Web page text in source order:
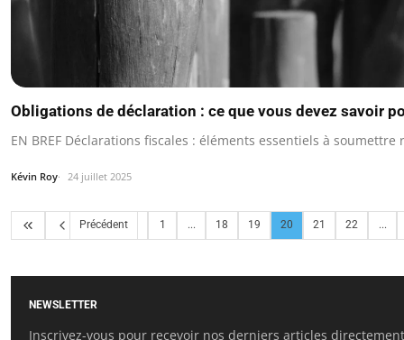
Obligations de déclaration : ce que vous devez savoir
EN BREF Déclarations fiscales : éléments essentiels à
Kévin Roy 24 juillet 2025
Précédent 1 ... 18 19 20 21 22 ...
NEWSLETTER
Inscrivez-vous pour recevoir nos derniers articles